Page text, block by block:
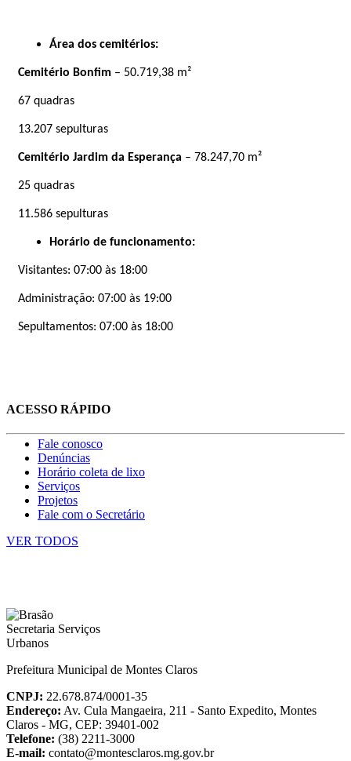
Área dos cemitérios:
Cemitério Bonfim – 50.719,38 m²
67 quadras
13.207 sepulturas
Cemitério Jardim da Esperança – 78.247,70 m²
25 quadras
11.586 sepulturas
Horário de funcionamento:
Visitantes: 07:00 às 18:00
Administração: 07:00 às 19:00
Sepultamentos: 07:00 às 18:00
ACESSO RÁPIDO
Fale conosco
Denúncias
Horário coleta de lixo
Serviços
Projetos
Fale com o Secretário
VER TODOS
Prefeitura Municipal de Montes Claros
CNPJ: 22.678.874/0001-35
Endereço: Av. Cula Mangaeira, 211 - Santo Expedito, Montes
Claros - MG, CEP: 39401-002
Telefone: (38) 2211-3000
E-mail: contato@montesclaros.mg.gov.br